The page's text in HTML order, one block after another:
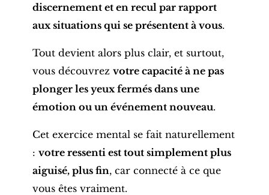
discernement et en recul par rapport
aux situations qui se présentent à vous.
Tout devient alors plus clair, et surtout,
vous découvrez votre capacité à ne pas
plonger les yeux fermés dans une
émotion ou un événement nouveau.
Cet exercice mental se fait naturellement
: votre ressenti est tout simplement plus
aiguisé, plus fin, car connecté à ce que
vous êtes vraiment.